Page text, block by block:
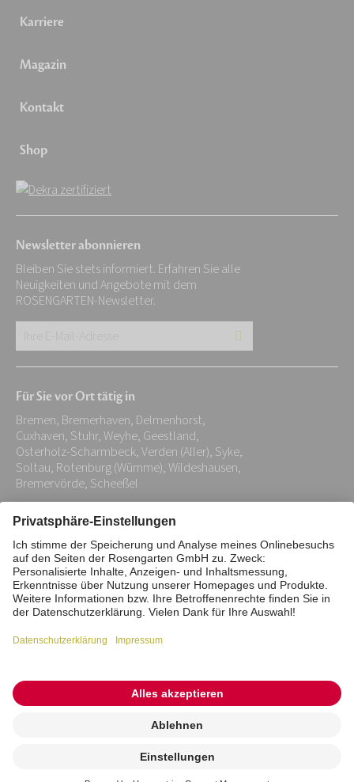
Karriere
Magazin
Kontakt
Shop
Newsletter abonnieren
Bleiben Sie stets informiert. Erfahren Sie alle
Neuigkeiten und Angebote mit dem
ROSENGARTEN-Newsletter.
Adresse:
*
Für Sie vor Ort tätig in
Bremen, Bremerhaven, Delmenhorst,
Cuxhaven, Stuhr, Weyhe, Geestland,
Osterholz-Scharmbeck, Verden (Aller), Syke,
Soltau, Rotenburg (Wümme), Wildeshausen,
Bremervörde, Scheeßel
Impressum Datenschutz
Stiftung
Interne Meldestelle
Zahlungsmittel
Barrierefreiheitserklärung
Vertrag widerrufen
© 2026 ROSENGARTEN-Tierbestattung